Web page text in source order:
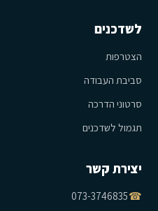
לשדכנים
הצטרפות
סביבת העבודה
סרטוני הדרכה
תגמול לשדכנים
יצירת קשר
☎
073-3746835